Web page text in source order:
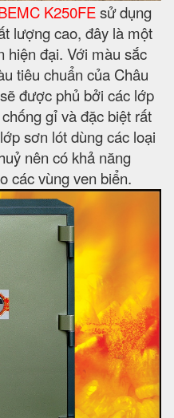
K250FEsử dụng
lượng cao, đây là một
hiện đại. Với màu sắc
tiêu chuẩn của Châu
được phủ bởi các lớp
gỉ và đặc biệt rất
sơn lót dùng các loại
nên có khả năng
các vùng ven biển.